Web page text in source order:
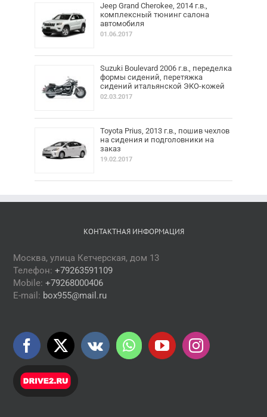
Jeep Grand Cherokee, 2014 г.в.,
комплексный тюнинг салона
автомобиля
01.06.2017
Suzuki Boulevard 2006 г.в., переделка
формы сидений, перетяжка
сидений итальянской ЭКО-кожей
02.03.2017
Toyota Prius, 2013 г.в., пошив чехлов
на сидения и подголовники на
заказ
19.02.2017
КОНТАКТНАЯ ИНФОРМАЦИЯ
Москва, улица Кетчерская, дом 13
Телефон:+79263591109
Mobile:+79268000406
E-mail: box955@mail.ru